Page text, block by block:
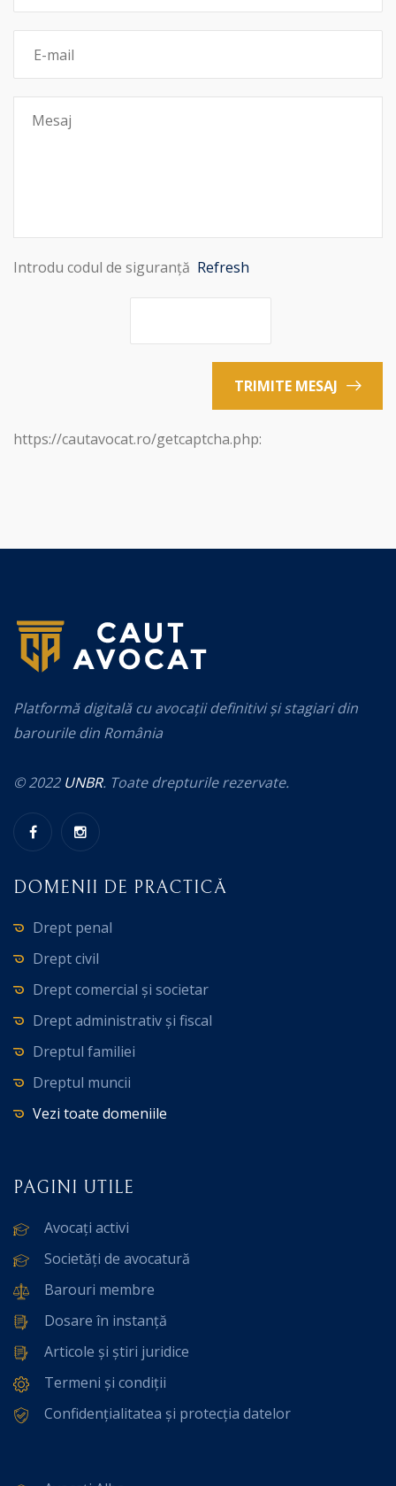
Introdu codul de siguranță Refresh
TRIMITE MESAJ
https://cautavocat.ro/getcaptcha.php:
Platformă digitală cu avocații definitivi și stagiari din
barourile din România
© 2022 UNBR. Toate drepturile rezervate.
DOMENII DE PRACTICĂ
Drept penal
Drept civil
Drept comercial și societar
Drept administrativ și fiscal
Dreptul familiei
Dreptul muncii
Vezi toate domeniile
PAGINI UTILE
Avocați activi
Societăți de avocatură
Barouri membre
Dosare în instanță
Articole și știri juridice
Termeni și condiții
Confidențialitatea și protecția datelor